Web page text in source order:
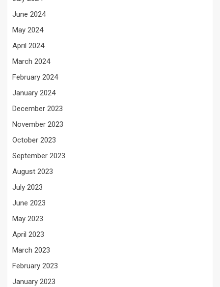
June 2024
May 2024
April 2024
March 2024
February 2024
January 2024
December 2023
November 2023
October 2023
September 2023
August 2023
July 2023
June 2023
May 2023
April 2023
March 2023
February 2023
January 2023